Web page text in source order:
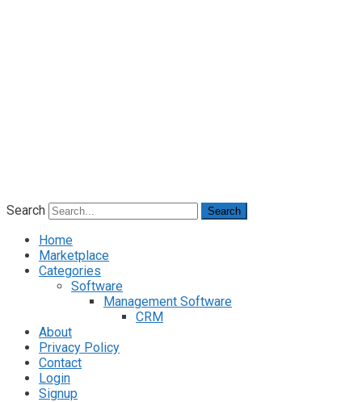
Search Search
Home
Marketplace
Categories
Software
Management Software
CRM
About
Privacy Policy
Contact
Login
Signup